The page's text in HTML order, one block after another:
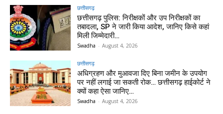
छत्तीसगढ़
छत्तीसगढ़ पुलिस: निरीक्षकों और उप निरीक्षकों का
तबादला, SP ने जारी किया आदेश, जानिए किसे कहां
मिली जिम्मेदारी…
Swadha - August 4, 2026
छत्तीसगढ़
अधिग्रहण और मुआवजा दिए बिना जमीन के उपयोग
पर नहीं लगाई जा सकती रोक… छत्तीसगढ़ हाईकोर्ट ने
क्यों कहा ऐसा जानिए…
Swadha - August 4, 2026